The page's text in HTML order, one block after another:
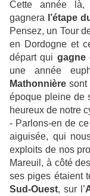
Cette année là,
gagnera
l’étape
Pensez, un Tour
en Dordogne et
départ qui gagne
une année
Mathonnière sont
époque pleine de
heureux de notre
- Parlons-en de
aiguisée, qui
exploits de nos
Mareuil, à côté
ses piges étaient
Sud-Ouest, sur l’